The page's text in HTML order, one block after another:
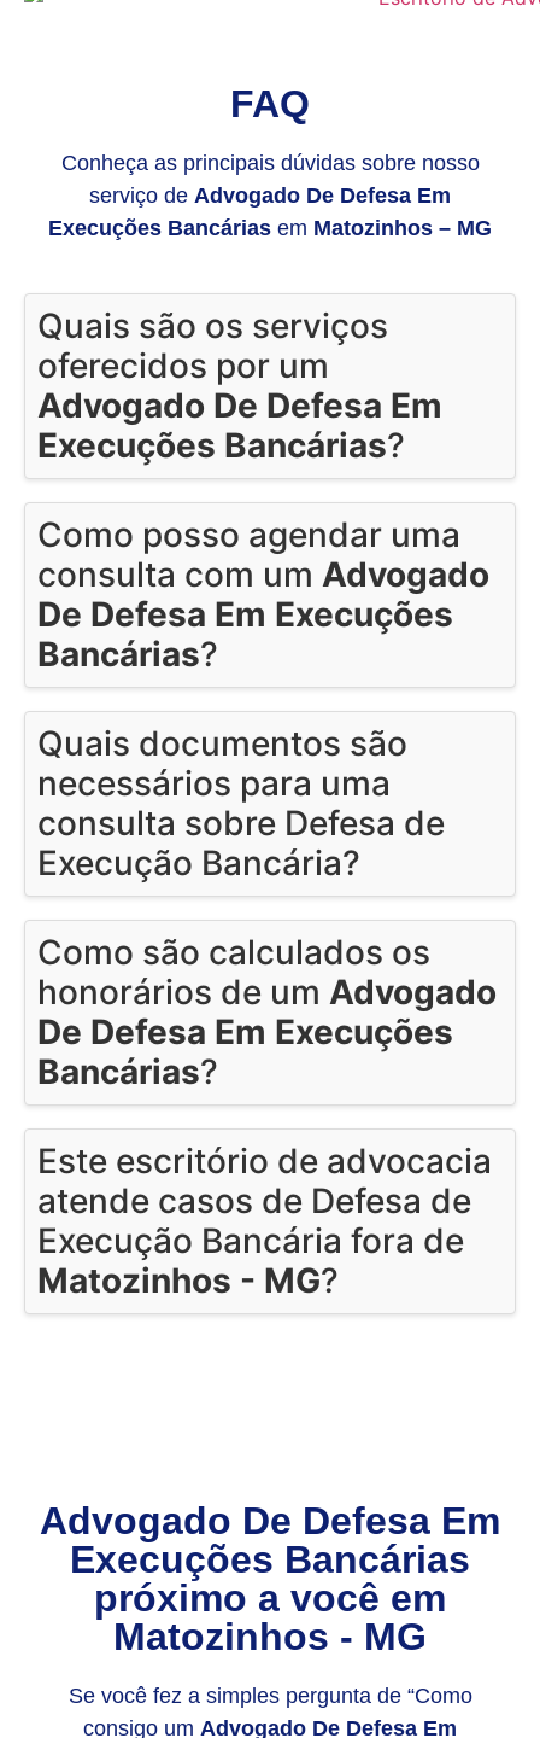
FAQ
Conheça as principais dúvidas sobre nosso
serviço de Advogado De Defesa Em
Execuções Bancárias em Matozinhos – MG
Quais são os serviços
oferecidos por um
Advogado De Defesa Em
Execuções Bancárias?
Como posso agendar uma
consulta com um Advogado
De Defesa Em Execuções
Bancárias?
Quais documentos são
necessários para uma
consulta sobre Defesa de
Execução Bancária?
Como são calculados os
honorários de um Advogado
De Defesa Em Execuções
Bancárias?
Este escritório de advocacia
atende casos de Defesa de
Execução Bancária fora de
Matozinhos - MG?
Advogado De Defesa Em
Execuções Bancárias
próximo a você em
Matozinhos - MG
Se você fez a simples pergunta de “Como
consigo um Advogado De Defesa Em